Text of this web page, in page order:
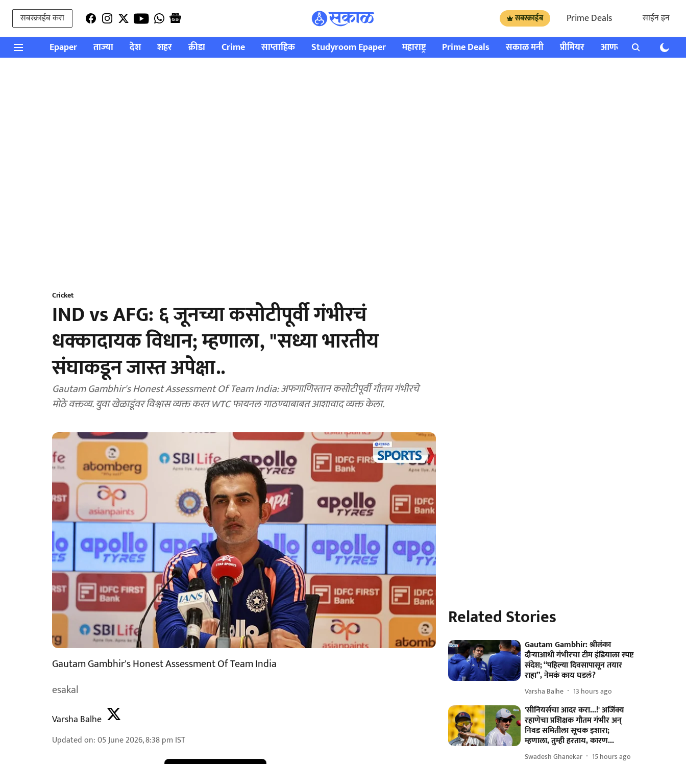
सबस्क्राईब करा सबस्क्राईब Prime Deals साईन इन
Epaper ताज्या देश शहर क्रीडा Crime साप्ताहिक Studyroom Epaper महाराष्ट्र Prime Deals सकाळ मनी प्रीमियर आणखी राशी भविष्य
Cricket
IND vs AFG: ६ जूनच्या कसोटीपूर्वी गंभीरचं
धक्कादायक विधान; म्हणाला, "सध्या भारतीय
संघाकडून जास्त अपेक्षा..
Gautam Gambhir's Honest Assessment Of Team India: अफगाणिस्तान कसोटीपूर्वी गौतम गंभीरचे
मोठे वक्तव्य. युवा खेळाडूंवर विश्वास व्यक्त करत WTC फायनल गाठण्याबाबत आशावाद व्यक्त केला.
Gautam Gambhir's Honest Assessment Of Team India
esakal
Varsha Balhe
Updated on:05 June 2026, 8:38 pm IST
Related Stories
Gautam Gambhir: श्रीलंका
दौऱ्याआधी गंभीरचा टीम इंडियाला स्पष्ट
संदेश; “पहिल्या दिवसापासून तयार
राहा”, नेमकं काय घडलं?
Varsha Balhe 13 hours ago
'सीनियर्सचा आदर करा...!' अजिंक्य
रहाणेचा प्रशिक्षक गौतम गंभीर अन्
निवड समितीला सूचक इशारा;
म्हणाला, तुम्ही हरताय, कारण...
Swadesh Ghanekar 15 hours ago